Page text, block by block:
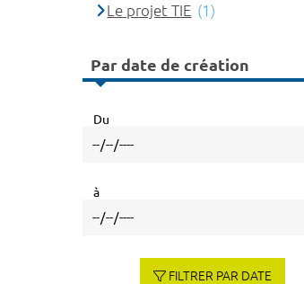
Le projet TIE (1)
Par date de création
Du
à
FILTRER PAR DATE